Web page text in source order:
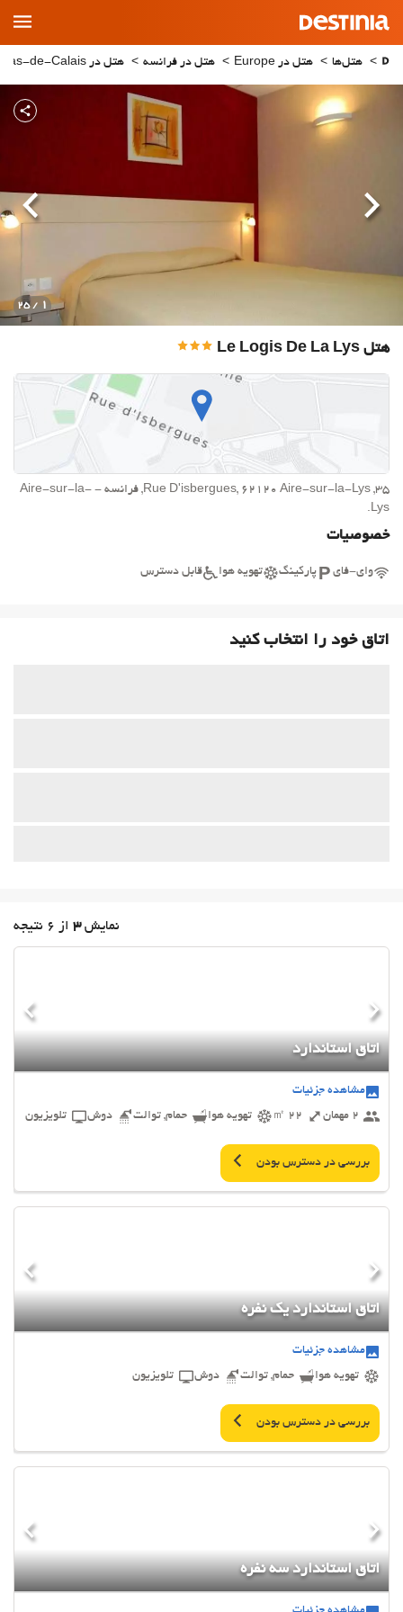
Main
Menu
هتل‌ها هتل در Europe هتل در فرانسه هتل در Pas-de-Calais
هتل Le Logis De La Lys
1
/ 25
قبلی بعدی
35, Rue D'isbergues, 62120 Aire-sur-la-Lys, فرانسه - Aire-sur-la-
Lys.
خصوصیات
وای-فای پارکینگ تهویه هوا قابل دسترس
اتاق خود را انتخاب کنید
نمایش3 از 6 نتیجه
اتاق استاندارد
مشاهده جزئیات
2 مهمان
22 ㎡ تهویه هوا حمام, توالت دوش تلویزیون
بررسی در دسترس بودن
اتاق استاندارد یک نفره
مشاهده جزئیات
تهویه هوا
حمام, توالت دوش تلویزیون
بررسی در دسترس بودن
اتاق استاندارد سه نفره